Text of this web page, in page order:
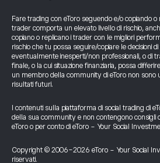
Fare trading con eToro seguendo e/o copiando
trader comporta un elevato livello di rischio,
copiano o replicano i trader con le migliori
rischio che tu possa seguire/copiare le decisioni
eventualmente inesperti/non professionali, o di
finale, o la cui situazione finanziaria, possa
un membro della community di eToro non sono
risultati futuri.
I contenuti sulla piattaforma di social trading di
della sua community e non contengono consigli
eToro o per conto di eToro - Your Social
Copyright © 2006-2026 eToro - Your Social
riservati.